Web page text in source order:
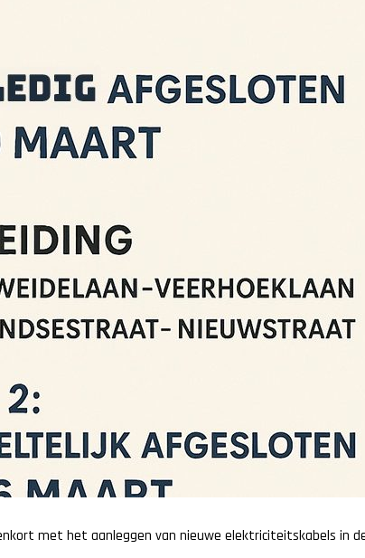
met het aanleggen van nieuwe elektriciteitskabels in